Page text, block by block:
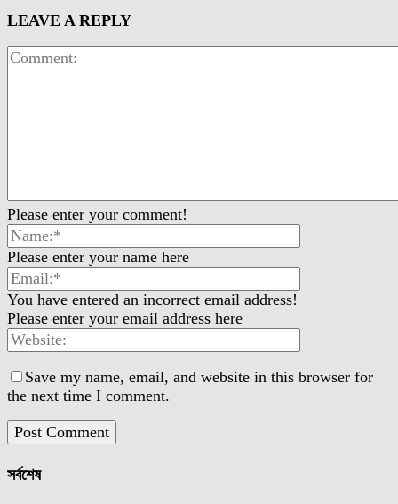
LEAVE A REPLY
Please enter your comment!
Please enter your name here
You have entered an incorrect email address!
Please enter your email address here
Save my name, email, and website in this browser for
the next time I comment.
সর্বশেষ